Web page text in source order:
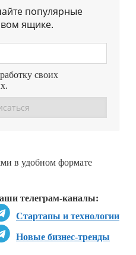
популярные
ящике.
своих
в удобном формате
телеграм-каналы:
Стартапы и технологии
Новые бизнес-тренды